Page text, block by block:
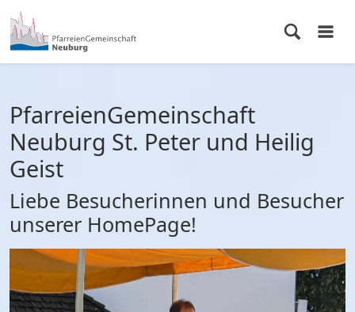
PfarreienGemeinschaft
Neuburg St. Peter und Heilig
Geist
Liebe Besucherinnen und Besucher
unserer HomePage!